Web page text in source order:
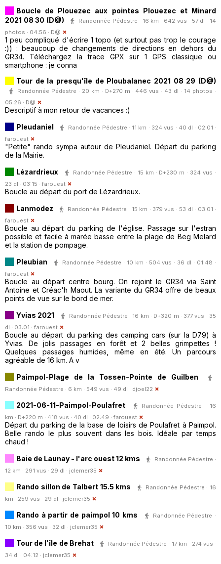
Boucle de Plouezec aux pointes Plouezec et Minard
2021 08 30 (D@)
Randonnée Pédestre · 16 km · 642 vus · 57 dl · 14
photos · 04:56 · D@
1 peu compliqué d'écrire 1 topo (et surtout pas trop le courage
:)) : beaucoup de changements de directions en dehors du
GR34. Téléchargez la trace GPX sur 1 GPS classique ou
smartphone : je conna
Tour de la presqu'île de Ploubalanec 2021 08 29 (D@)
Randonnée Pédestre · 20 km · D+270 m · 446 vus · 43 dl · 14 photos ·
05:26 · D@
Descriptif à mon retour de vacances :)
Pleudaniel
Randonnée Pédestre · 11 km · 324 vus · 40 dl · 02:01 ·
farouest
"Petite" rando sympa autour de Pleudaniel. Départ du parking
de la Mairie.
Lézardrieux
Randonnée Pédestre · 15 km · D+230 m · 324 vus ·
23 dl · 03:15 · farouest
Boucle au départ du port de Lézardrieux.
Lanmodez
Randonnée Pédestre · 15 km · 379 vus · 53 dl · 03:01 ·
farouest
Boucle au départ du parking de l'église. Passage sur l'estran
possible et facile à marée basse entre la plage de Beg Melard
et la station de pompage.
Pleubian
Randonnée Pédestre · 10 km · 504 vus · 36 dl · 01:48 ·
farouest
Boucle au départ centre bourg. On rejoint le GR34 via Saint
Antoine et Créac'h Maout. La variante du GR34 offre de beaux
points de vue sur le bord de mer.
Yvias 2021
Randonnée Pédestre · 16 km · D+320 m · 377 vus · 35
dl · 03:01 · farouest
Boucle au départ du parking des camping cars (sur la D79) à
Yvias. De jolis passages en forêt et 2 belles grimpettes !
Quelques passages humides, même en été. Un parcours
agréable de 16 km. A v
Paimpol-Plage de la Tossen-Pointe de Guilben
Randonnée Pédestre · 6 km · 549 vus · 49 dl · djoel22
2021-06-11-Paimpol-Poulafret
Randonnée Pédestre · 16
km · D+220 m · 418 vus · 40 dl · 02:49 · farouest
Départ du parking de la base de loisirs de Poulafret à Paimpol.
Belle rando le plus souvent dans les bois. Idéale par temps
chaud !
Baie de Launay - l'arc ouest 12 kms
Randonnée Pédestre ·
12 km · 291 vus · 29 dl · jclemer35
Rando sillon de Talbert 15.5 kms
Randonnée Pédestre · 16
km · 259 vus · 29 dl · jclemer35
Rando à partir de paimpol 10 kms
Randonnée Pédestre ·
10 km · 356 vus · 32 dl · jclemer35
Tour de l'île de Brehat
Randonnée Pédestre · 17 km · 274 vus ·
34 dl · 04:12 · jclemer35